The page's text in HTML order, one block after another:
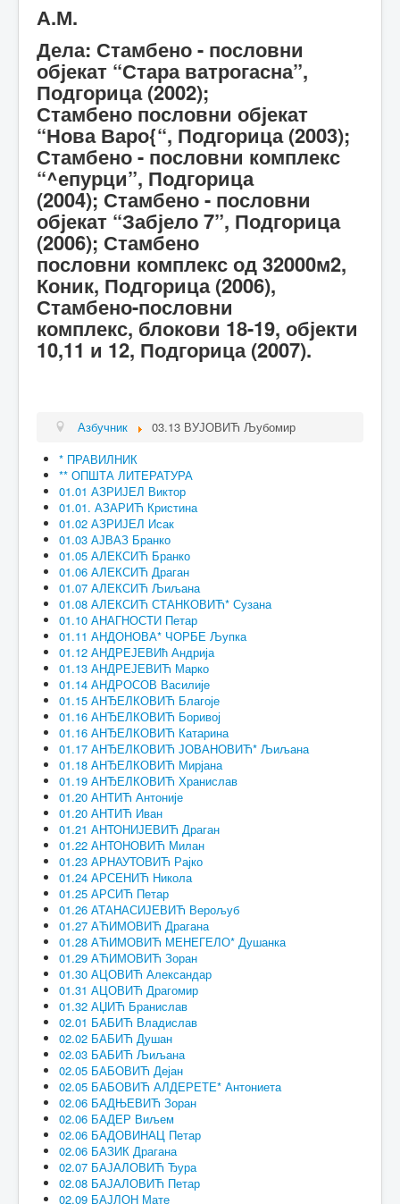
А.М.
Дела: Стамбено - пословни
објекат “Стара ватрогасна”,
Подгорица (2002);
Стамбено пословни објекат
“Нова Варо{“, Подгорица (2003);
Стамбено - пословни комплекс
“^епурци”, Подгорица
(2004); Стамбено - пословни
објекат “Забјело 7”, Подгорица
(2006); Стамбено
пословни комплекс од 32000м2,
Коник, Подгорица (2006),
Стамбено-пословни
комплекс, блокови 18-19, објекти
10,11 и 12, Подгорица (2007).
Азбучник
03.13 ВУЈОВИЋ Љубомир
* ПРАВИЛНИК
** ОПШТА ЛИТЕРАТУРА
01.01 АЗРИЈЕЛ Виктор
01.01. АЗАРИЋ Кристина
01.02 АЗРИЈЕЛ Исак
01.03 АЈВАЗ Бранко
01.05 АЛЕКСИЋ Бранко
01.06 АЛЕКСИЋ Драган
01.07 АЛЕКСИЋ Љиљана
01.08 АЛЕКСИЋ СТАНКОВИЋ* Сузана
01.10 АНАГНОСТИ Петар
01.11 АНДОНОВА* ЧОРБЕ Љупка
01.12 АНДРЕЈЕВИћ Андрија
01.13 АНДРЕЈЕВИЋ Марко
01.14 АНДРОСОВ Василије
01.15 АНЂЕЛКОВИЋ Благоје
01.16 АНЂЕЛКОВИЋ Боривој
01.16 АНЂЕЛКОВИЋ Катарина
01.17 АНЂЕЛКОВИЋ ЈОВАНОВИЋ* Љиљана
01.18 АНЂЕЛКОВИЋ Мирјана
01.19 АНЂЕЛКОВИЋ Хранислав
01.20 АНТИЋ Антоније
01.20 АНТИЋ Иван
01.21 АНТОНИЈЕВИЋ Драган
01.22 АНТОНОВИЋ Милан
01.23 АРНАУТОВИЋ Рајко
01.24 АРСЕНИЋ Никола
01.25 АРСИЋ Петар
01.26 АТАНАСИЈЕВИЋ Верољуб
01.27 АЋИМОВИЋ Драгана
01.28 АЋИМОВИЋ МЕНЕГЕЛО* Душанка
01.29 АЋИМОВИЋ Зоран
01.30 АЦОВИЋ Александар
01.31 АЦОВИЋ Драгомир
01.32 АЏИЋ Бранислав
02.01 БАБИЋ Владислав
02.02 БАБИЋ Душан
02.03 БАБИЋ Љиљана
02.05 БАБОВИЋ Дејан
02.05 БАБОВИЋ АЛДЕРЕТЕ* Антониета
02.06 БАДЊЕВИЋ Зоран
02.06 БАДЕР Виљем
02.06 БАДОВИНАЦ Петар
02.06 БАЗИК Драгана
02.07 БАЈАЛОВИЋ Ђура
02.08 БАЈАЛОВИЋ Петар
02.09 БАЈЛОН Мате